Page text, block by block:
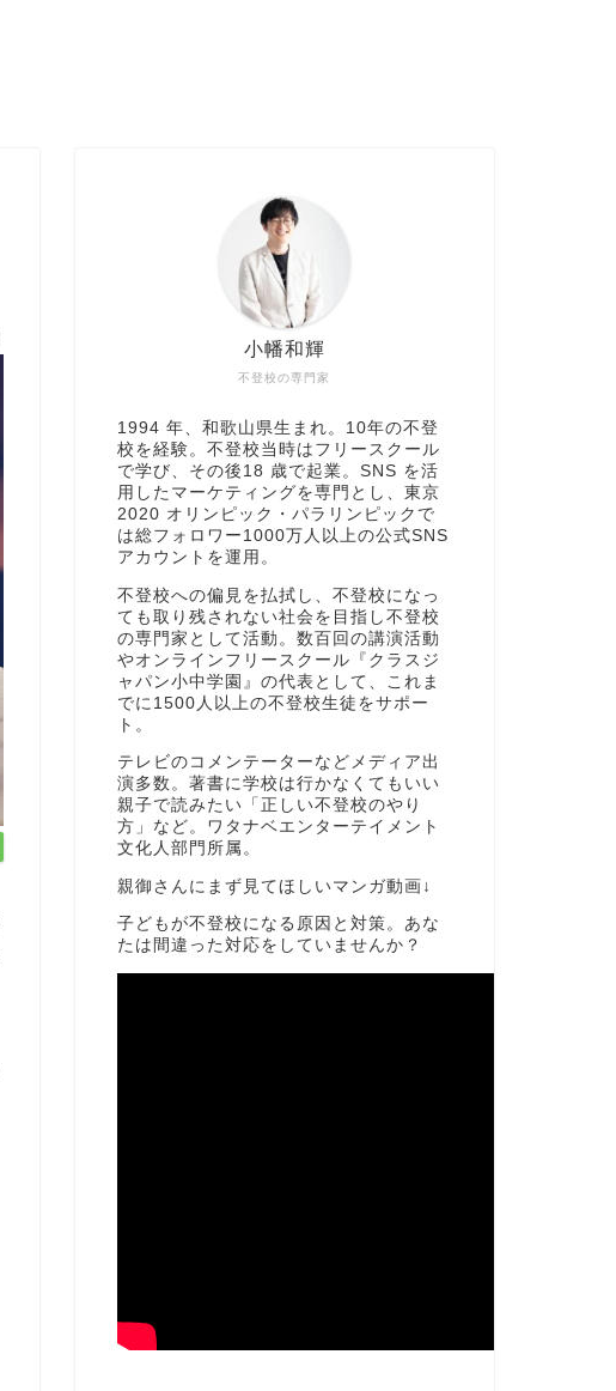
不登校の専門家
小幡和輝
1994 年、和歌山県生まれ。10年の不登
校を経験。不登校当時はフリースクール
で学び、その後18 歳で起業。SNS を活
用したマーケティングを専門とし、東京
2020 オリンピック・パラリンピックで
は総フォロワー1000万人以上の公式SNS
アカウントを運用。
不登校への偏見を払拭し、不登校になっ
ても取り残されない社会を目指し不登校
の専門家として活動。数百回の講演活動
やオンラインフリースクール『クラスジ
ャパン小中学園』の代表として、これま
でに1500人以上の不登校生徒をサポー
ト。
テレビのコメンテーターなどメディア出
演多数。著書に学校は行かなくてもいい
親子で読みたい「正しい不登校のやり
方」など。ワタナベエンターテイメント
文化人部門所属。
親御さんにまず見てほしいマンガ動画↓
子どもが不登校になる原因と対策。あな
たは間違った対応をしていませんか？